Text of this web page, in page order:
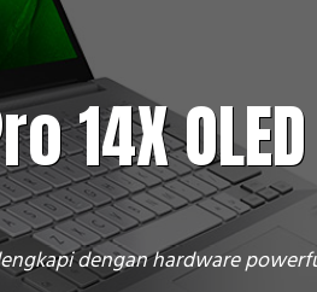
14X
dengan hardware